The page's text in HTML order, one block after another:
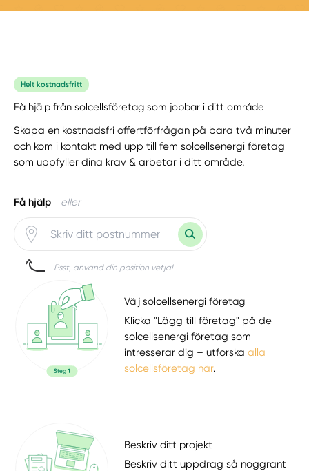
Helt kostnadsfritt
Få hjälp från solcellsföretag som jobbar i ditt område
Skapa en kostnadsfri offertförfrågan på bara två minuter
och kom i kontakt med upp till fem solcellsenergi företag
som uppfyller dina krav & arbetar i ditt område.
Få hjälp eller
Psst, använd din position vetja!
Välj solcellsenergi företag
Klicka "Lägg till företag" på de
solcellsenergi företag som
intresserar dig – utforskaalla
solcellsföretag här.
Beskriv ditt projekt
Beskriv ditt uppdrag så noggrant